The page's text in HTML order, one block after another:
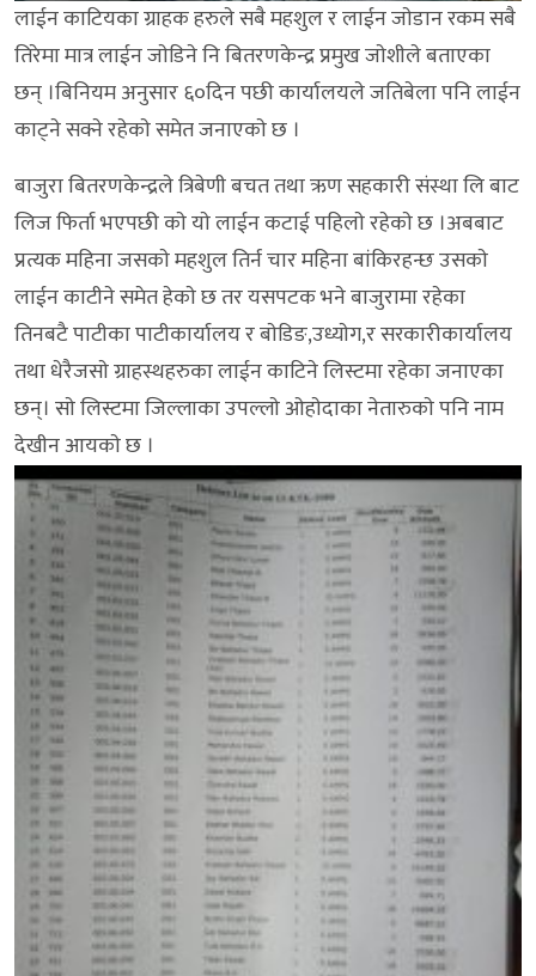
लाईन काटियका ग्राहक हरुले सबै महशुल र लाईन जाेडान रकम सबै
तिरेमा मात्र लाईन जाेडिने नि बितरणकेन्द्र प्रमुख जाेशीले बताएका
छन् ।बिनियम अनुसार ६०दिन पछी कार्यालयले जतिबेला पनि लाईन
काट्ने सक्ने रहेकाे समेत जनाएकाे छ ।
बाजुरा बितरणकेन्द्रले त्रिबेणी बचत तथा ऋण सहकारी संस्था लि बाट
लिज फिर्ता भएपछी काे याे लाईन कटाई पहिलाे रहेकाे छ ।अबबाट
प्रत्यक महिना जसकाे महशुल तिर्न चार महिना बांकिरहन्छ उसकाे
लाईन काटीने समेत हेकाे छ तर यसपटक भने बाजुरामा रहेका
तिनबटै पाटीका पाटीकार्यालय र बाेडिङ,उध्याेग,र सरकारीकार्यालय
तथा धेरैजसाे ग्राहस्थहरुका लाईन काटिने लिस्टमा रहेका जनाएका
छन्। साे लिस्टमा जिल्लाका उपल्लाे ओहाेदाका नेतारुकाे पनि नाम
देखीन आयकाे छ ।